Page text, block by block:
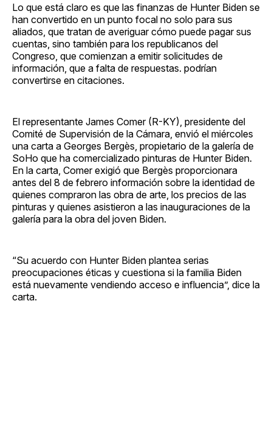
Lo que está claro es que las finanzas de Hunter Biden se
han convertido en un punto focal no solo para sus
aliados, que tratan de averiguar cómo puede pagar sus
cuentas, sino también para los republicanos del
Congreso, que comienzan a emitir solicitudes de
información, que a falta de respuestas. podrían
convertirse en citaciones.
El representante James Comer (R-KY), presidente del
Comité de Supervisión de la Cámara, envió el miércoles
una carta a Georges Bergès, propietario de la galería de
SoHo que ha comercializado pinturas de Hunter Biden.
En la carta, Comer exigió que Bergès proporcionara
antes del 8 de febrero información sobre la identidad de
quienes compraron las obra de arte, los precios de las
pinturas y quienes asistieron a las inauguraciones de la
galería para la obra del joven Biden.
“Su acuerdo con Hunter Biden plantea serias
preocupaciones éticas y cuestiona si la familia Biden
está nuevamente vendiendo acceso e influencia”, dice la
carta.